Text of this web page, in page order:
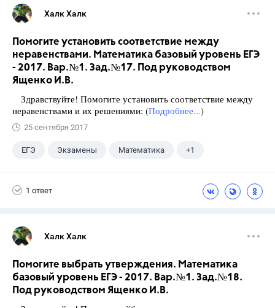
Халк Халк
Помогите установить соответствие между
неравенствами. Математика базовый уровень ЕГЭ
- 2017. Вар.№1. Зад.№17. Под руководством
Ященко И.В.
Здравствуйте! Помогите установить соответствие между
неравенствами и их решениями: (Подробнее...)
25 сентября 2017
ЕГЭ Экзамены Математика +1
1 ответ
Халк Халк
Помогите выбрать утверждения. Математика
базовый уровень ЕГЭ - 2017. Вар.№1. Зад.№18.
Под руководством Ященко И.В.